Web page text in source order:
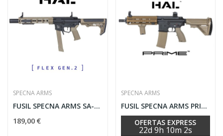
SPECNA ARMS
FUSIL SPECNA ARMS SA-FX02 FLEX GEN.2 HAL ETU...
189,00 €
SPECNA ARMS
FUSIL SPECNA ARMS PRIME SA-PH20 HAL ETU...
OFERTAS EXPRESS
22d 9h 10m 2s